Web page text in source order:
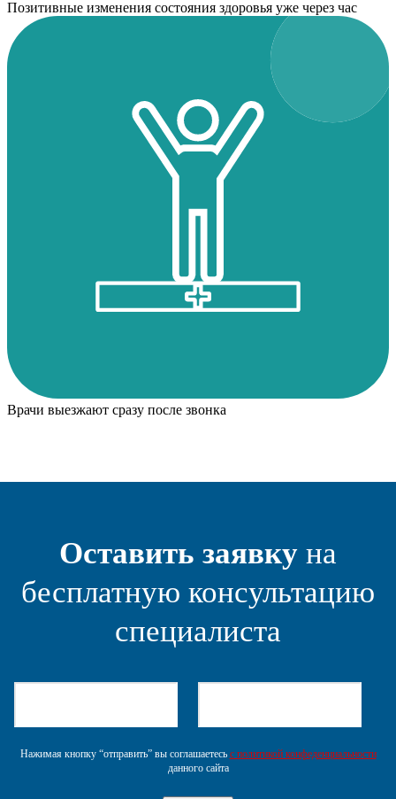
Позитивные изменения состояния здоровья уже через час
Врачи выезжают сразу после звонка
Оставить заявку на
бесплатную консультацию
специалиста
Нажимая кнопку “отправить” вы соглашаетесь с политикой конфеденциальности
данного сайта